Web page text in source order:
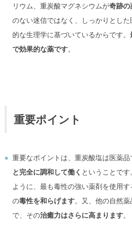
リウム、重炭酸マグネシウムが奇跡の
のない迷信ではなく、しっかりとし
的な生理学に基づいているからです。
で効果的な薬です。
重要ポイント
重要なポイントは、重炭酸塩は医薬品
と完全に調和して働く ということで
ように、最も毒性の強い薬剤を使用
の毒性を和らげます。又、他の自然
で、その治癒力はさらに高まります。